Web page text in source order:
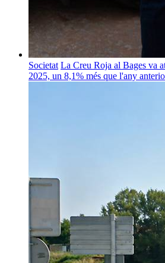
Societat La Creu Roja al Bages va
2025, un 8,1% més que l'any